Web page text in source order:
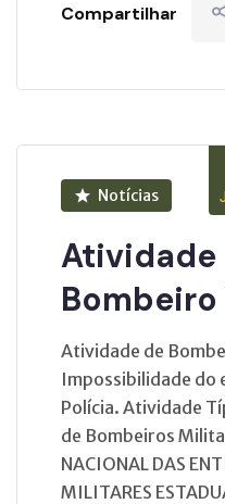
Compartilhar
Notícias
Atividade
Atividade de
Impossibilidade do
Polícia. Atividade
de Bombeiros
NACIONAL DAS
MILITARES